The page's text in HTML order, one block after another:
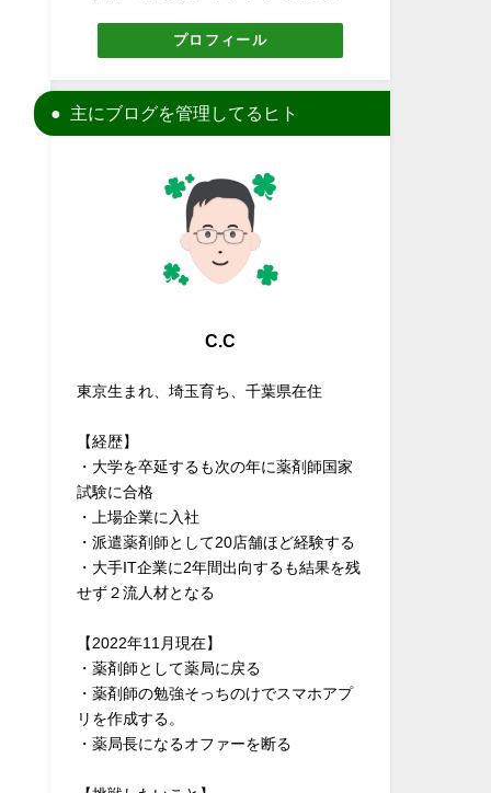
プロフィール
主にブログを管理してるヒト
C.C
東京生まれ、埼玉育ち、千葉県在住
【経歴】
・大学を卒延するも次の年に薬剤師国家
試験に合格
・上場企業に入社
・派遣薬剤師として20店舗ほど経験する
・大手IT企業に2年間出向するも結果を残
せず２流人材となる
【2022年11月現在】
・薬剤師として薬局に戻る
・薬剤師の勉強そっちのけでスマホアプ
リを作成する。
・薬局長になるオファーを断る